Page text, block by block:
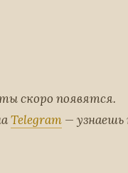
скоро появятся.
Telegram — узнаешь